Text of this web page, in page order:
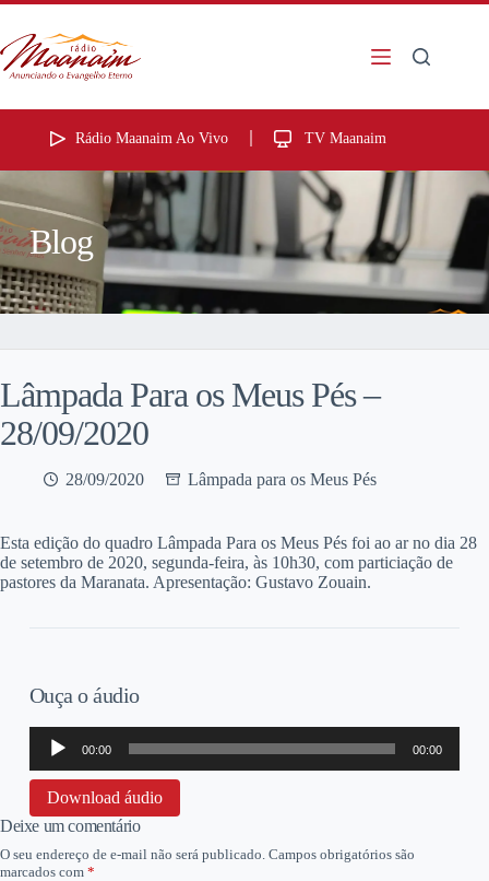
Rádio Maanaim Ao Vivo TV Maanaim
Blog
Lâmpada Para os Meus Pés –
28/09/2020
28/09/2020 Lâmpada para os Meus Pés
Esta edição do quadro Lâmpada Para os Meus Pés foi ao ar no dia 28
de setembro de 2020, segunda-feira, às 10h30, com particiação de
pastores da Maranata. Apresentação: Gustavo Zouain.
Ouça o áudio
Tocador
áudio
00:00 00:00
Download áudio
Deixe um comentário
O seu endereço de e-mail não será publicado. Campos obrigatórios são
marcados com *